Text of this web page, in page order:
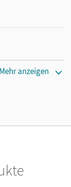
Mehr anzeigen